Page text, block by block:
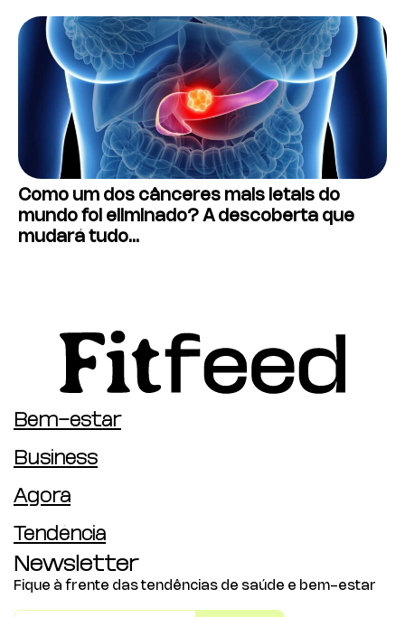
Como um dos cânceres mais letais do
mundo foi eliminado? A descoberta que
mudará tudo…
Bem-estar
Business
Agora
Tendência
Newsletter
Fique à frente das tendências de saúde e bem-estar